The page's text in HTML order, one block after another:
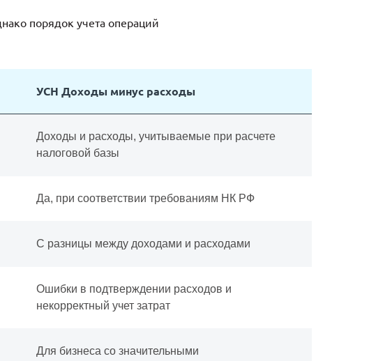
порядок учета операций
УСН Доходы минус расходы
Доходы и расходы, учитываемые при расчете
налоговой базы
Да, при соответствии требованиям НК РФ
С разницы между доходами и расходами
Ошибки в подтверждении расходов и
некорректный учет затрат
Для бизнеса со значительными